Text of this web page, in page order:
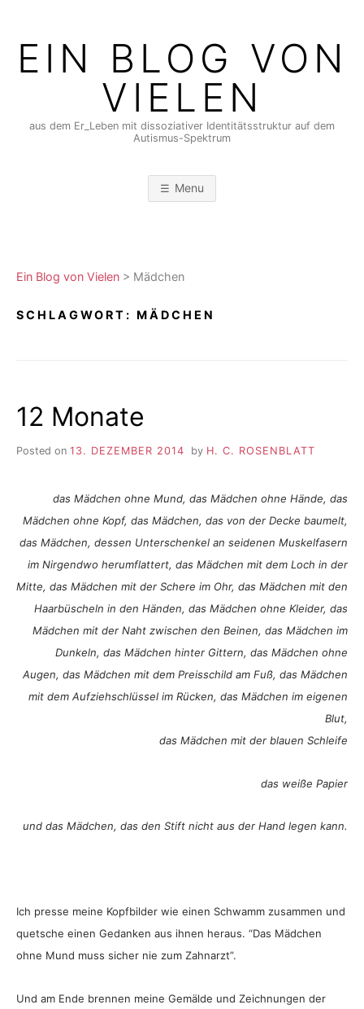
contentEIN BLOG VON
VIELEN
aus dem Er_Leben mit dissoziativer Identitätsstruktur auf dem
Autismus-Spektrum
Menu
Ein Blog von Vielen > Mädchen
SCHLAGWORT: MÄDCHEN
12 Monate
Posted on 13. DEZEMBER 2014 by H. C. ROSENBLATT
das Mädchen ohne Mund, das Mädchen ohne Hände, das
Mädchen ohne Kopf, das Mädchen, das von der Decke baumelt,
das Mädchen, dessen Unterschenkel an seidenen Muskelfasern
im Nirgendwo herumflattert, das Mädchen mit dem Loch in der
Mitte, das Mädchen mit der Schere im Ohr, das Mädchen mit den
Haarbüscheln in den Händen, das Mädchen ohne Kleider, das
Mädchen mit der Naht zwischen den Beinen, das Mädchen im
Dunkeln, das Mädchen hinter Gittern, das Mädchen ohne
Augen, das Mädchen mit dem Preisschild am Fuß, das Mädchen
mit dem Aufziehschlüssel im Rücken, das Mädchen im eigenen
Blut,
das Mädchen mit der blauen Schleife
das weiße Papier
und das Mädchen, das den Stift nicht aus der Hand legen kann.
Ich presse meine Kopfbilder wie einen Schwamm zusammen und
quetsche einen Gedanken aus ihnen heraus. “Das Mädchen
ohne Mund muss sicher nie zum Zahnarzt”.
Und am Ende brennen meine Gemälde und Zeichnungen der